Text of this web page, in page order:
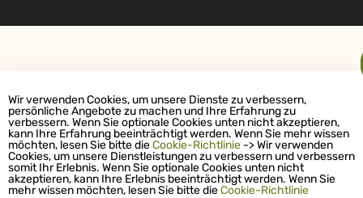
Wir verwenden Cookies, um unsere Dienste zu verbessern,
persönliche Angebote zu machen und Ihre Erfahrung zu
verbessern. Wenn Sie optionale Cookies unten nicht akzeptieren,
kann Ihre Erfahrung beeinträchtigt werden. Wenn Sie mehr wissen
möchten, lesen Sie bitte dieCookie-Richtlinie -> Wir verwenden
Cookies, um unsere Dienstleistungen zu verbessern und verbessern
somit Ihr Erlebnis. Wenn Sie optionale Cookies unten nicht
akzeptieren, kann Ihre Erlebnis beeinträchtigt werden. Wenn Sie
mehr wissen möchten, lesen Sie bitte dieCookie-Richtlinie